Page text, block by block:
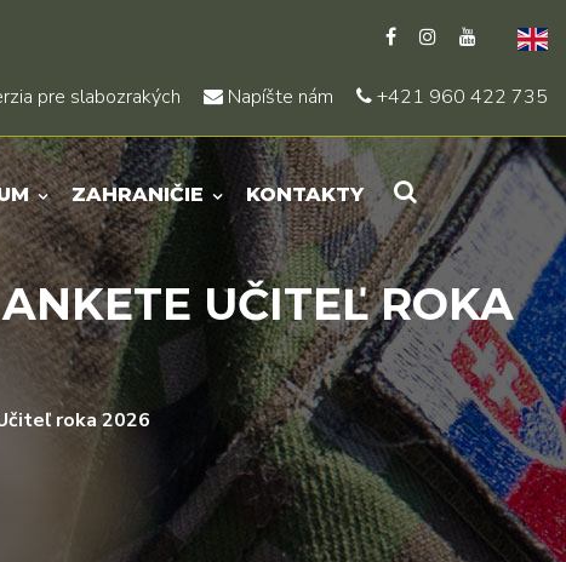
pre slabozrakých Napíšte nám +421 960 422 735
ZAHRANIČIE KONTAKTY
UČITEĽ ROKA
roka 2026